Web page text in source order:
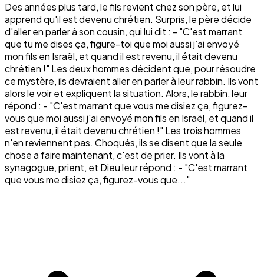
Des années plus tard, le fils revient chez son père, et lui
apprend qu'il est devenu chrétien. Surpris, le père décide
d'aller en parler à son cousin, qui lui dit : - "C'est marrant
que tu me dises ça, figure-toi que moi aussi j’ai envoyé
mon fils en Israël, et quand il est revenu, il était devenu
chrétien !" Les deux hommes décident que, pour résoudre
ce mystère, ils devraient aller en parler à leur rabbin. Ils vont
alors le voir et expliquent la situation. Alors, le rabbin, leur
répond : - "C'est marrant que vous me disiez ça, figurez-
vous que moi aussi j'ai envoyé mon fils en Israël, et quand il
est revenu, il était devenu chrétien !" Les trois hommes
n'en reviennent pas. Choqués, ils se disent que la seule
chose a faire maintenant, c'est de prier. Ils vont à la
synagogue, prient, et Dieu leur répond : - "C'est marrant
que vous me disiez ça, figurez-vous que..."